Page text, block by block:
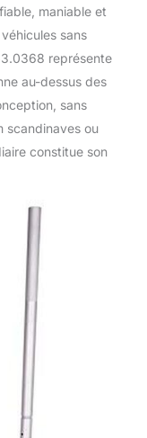
maniable et
sans
représente
au-dessus des
sans
scandinaves ou
constitue son